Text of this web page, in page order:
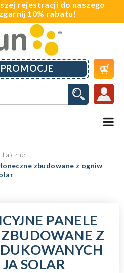
rejestracji do naszego
10% rabatu!

zbudowane z ogniw
PANELE
Z
SOLAR